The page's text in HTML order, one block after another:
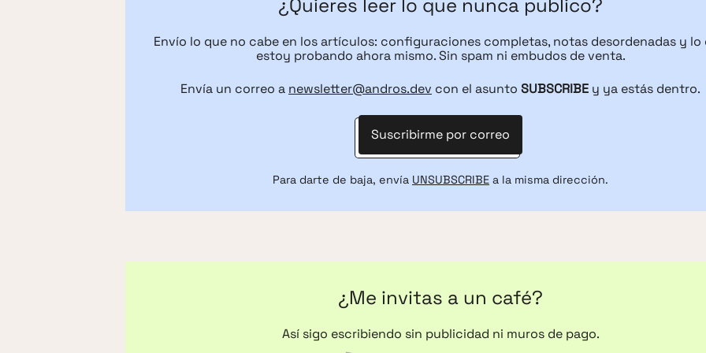
¿Quieres leer lo que nunca publico?
Envío lo que no cabe en los artículos: configuraciones completas, notas desordenadas y lo
estoy probando ahora mismo. Sin spam ni embudos de venta.
Envía un correo a newsletter@andros.dev con el asunto SUBSCRIBE y ya estás dentro.
Suscribirme por correo
Para darte de baja, envía UNSUBSCRIBE a la misma dirección.
¿Me invitas a un café?
Así sigo escribiendo sin publicidad ni muros de pago.